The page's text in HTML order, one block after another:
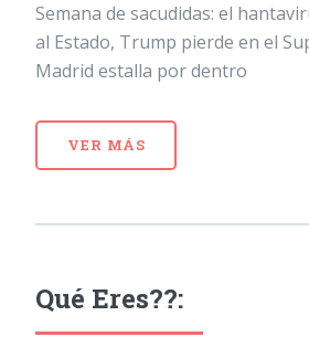
Semana de sacudidas: el
al Estado, Trump pierde en el
Madrid estalla por dentro
VER MÁS
Qué Eres??: